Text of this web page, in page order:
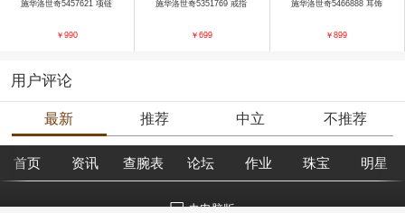
施华洛世奇5457621 项链
￥990
施华洛世奇5351769 戒指
￥699
施华洛世奇5466888 耳饰
￥899
用户评论
最新 推荐 中立 不推荐
首页 资讯 查腕表 论坛 作业 珠宝 明星
去电脑版